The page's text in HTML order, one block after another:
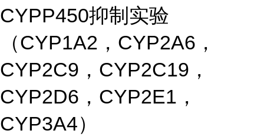
CYPP450抑制实验
（CYP1A2，CYP2A6，
CYP2C9，CYP2C19，
CYP2D6，CYP2E1，
CYP3A4）